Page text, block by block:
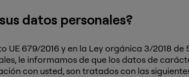
datos personales?
UE 679/2016 y en la Ley orgánica 3/2018
le informamos de que los datos de
con usted, son tratados con las